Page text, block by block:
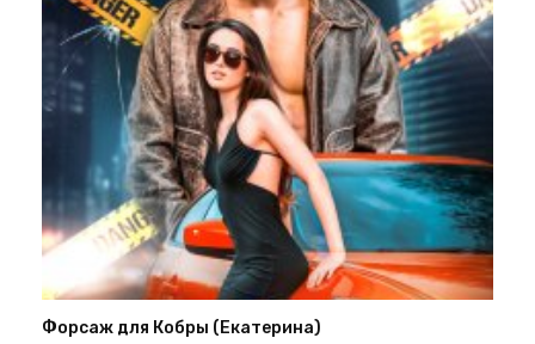
Форсаж для Кобры (Екатерина)